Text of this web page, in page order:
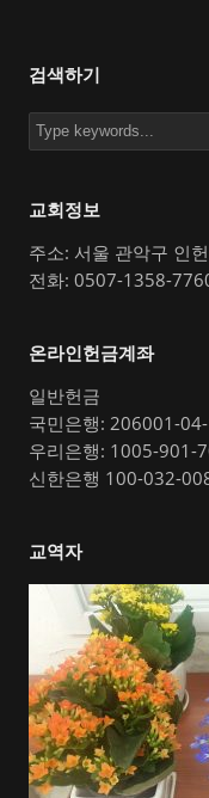
검색하기
교회정보
주소: 서울 관악구 인
전화: 0507-1358-
온라인헌금계좌
일반헌금
국민은행: 206001-
우리은행: 1005-901-
신한은행 100-032-
교역자